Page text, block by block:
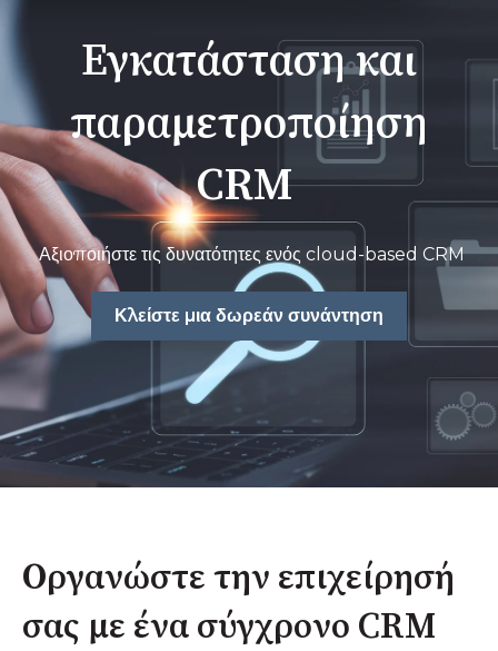
Εγκατάσταση και
παραμετροποίηση
CRM
Αξιοποιήστε τις δυνατότητες ενός cloud-based CRM
Κλείστε μια δωρεάν συνάντηση
Οργανώστε την επιχείρησή
σας με ένα σύγχρονο CRM